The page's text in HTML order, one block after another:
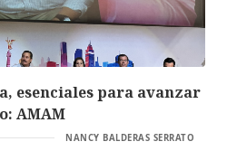
esenciales para avanzar
AMAM
NANCY BALDERAS SERRATO